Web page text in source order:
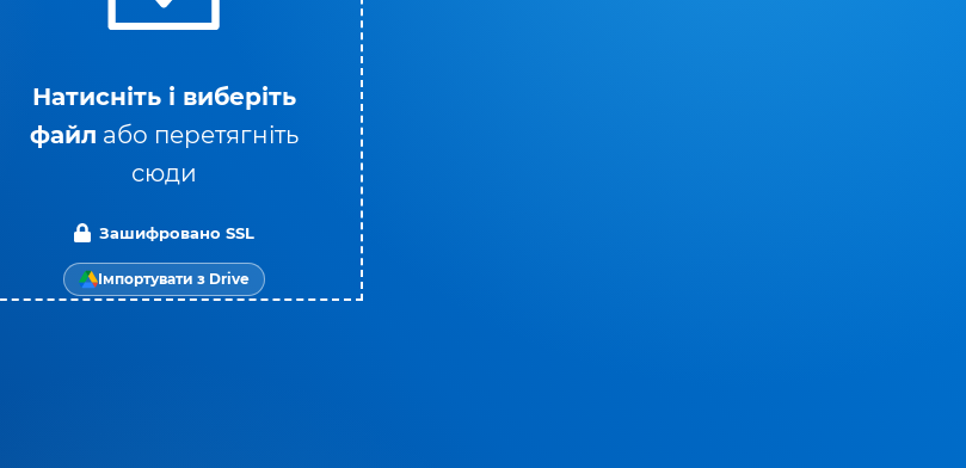
Натисніть і виберіть
файл або перетягніть
сюди
Зашифровано SSL
Імпортувати з Drive